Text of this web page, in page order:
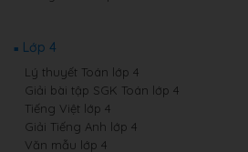
Lớp 4
Lý thuyết Toán lớp 4
Giải bài tập SGK Toán lớp 4
Tiếng Việt lớp 4
Giải Tiếng Anh lớp 4
Văn mẫu lớp 4